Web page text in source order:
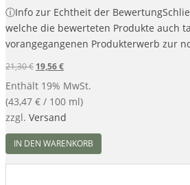
Bewertet mit
5.00
von 5
ⓘInfo zur Echtheit der Bewertung
welche die bewerteten Produkte auch
vorangegangenen Produkterwerb zur
21,30€ 19,56€
Enthält 19% MwSt.
(43,47 € / 100 ml)
zzgl. Versand
IN DEN WARENKORB